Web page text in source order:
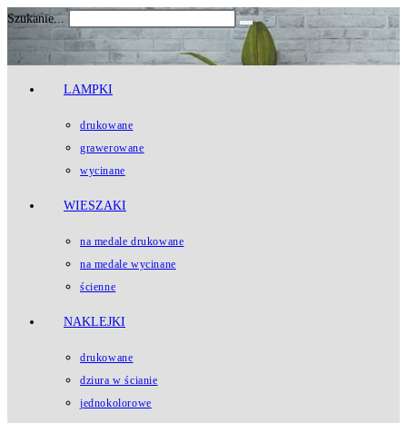
Koniec
treści
Szukanie...
Submit
search
LAMPKI
drukowane
grawerowane
wycinane
WIESZAKI
na medale drukowane
na medale wycinane
ścienne
NAKLEJKI
drukowane
dziura w ścianie
jednokolorowe